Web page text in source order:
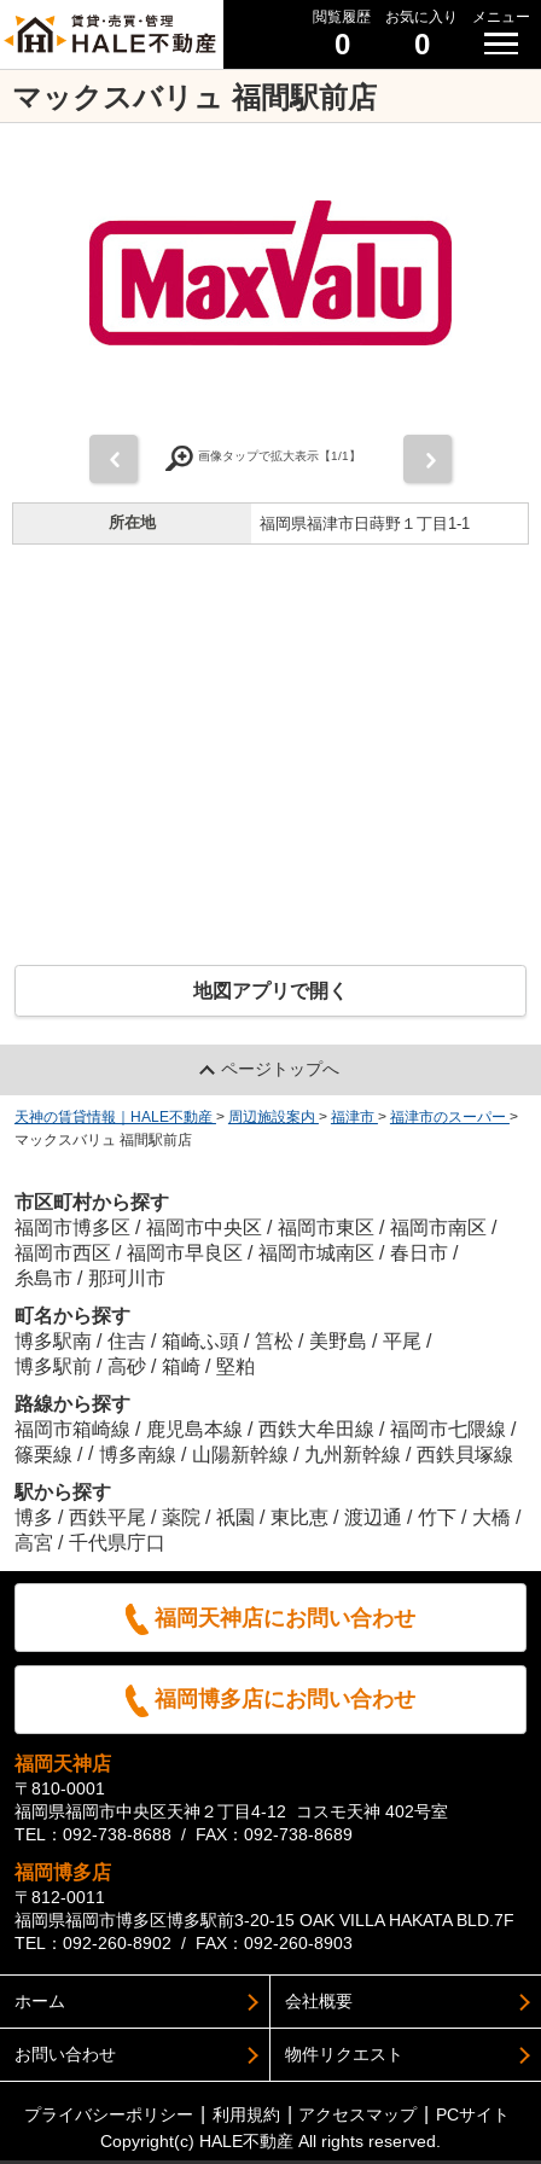
閲覧履歴
0
お気に入り
0
メニュー
マックスバリュ 福間駅前店
画像タップで拡大表示【1/1】
所在地 福岡県福津市日蒔野１丁目1-1
地図アプリで開く
ページトップへ
天神の賃貸情報｜HALE不動産 > 周辺施設案内 > 福津市 > 福津市のスーパー >
マックスバリュ 福間駅前店
市区町村から探す
福岡市博多区 / 福岡市中央区 / 福岡市東区 / 福岡市南区 /
福岡市西区 / 福岡市早良区 / 福岡市城南区 / 春日市 /
糸島市 / 那珂川市
町名から探す
博多駅南 / 住吉 / 箱崎ふ頭 / 筥松 / 美野島 / 平尾 /
博多駅前 / 高砂 / 箱崎 / 堅粕
路線から探す
福岡市箱崎線 / 鹿児島本線 / 西鉄大牟田線 / 福岡市七隈線 /
篠栗線 / / 博多南線 / 山陽新幹線 / 九州新幹線 / 西鉄貝塚線
駅から探す
博多 / 西鉄平尾 / 薬院 / 祇園 / 東比恵 / 渡辺通 / 竹下 / 大橋 /
高宮 / 千代県庁口
福岡天神店にお問い合わせ
福岡博多店にお問い合わせ
福岡天神店
〒810-0001
福岡県福岡市中央区天神２丁目4-12 コスモ天神 402号室
TEL：092-738-8688 / FAX：092-738-8689
福岡博多店
〒812-0011
福岡県福岡市博多区博多駅前3-20-15 OAK VILLA HAKATA BLD.7F
TEL：092-260-8902 / FAX：092-260-8903
ホーム 会社概要
お問い合わせ 物件リクエスト
プライバシーポリシー 利用規約 アクセスマップ
PCサイト
Copyright(c) HALE不動産 All rights reserved.